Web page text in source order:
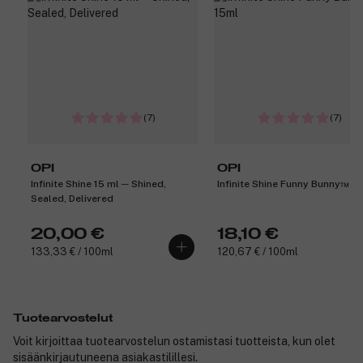
(7)
OPI
Infinite Shine 15 ml ─ Shined,
Sealed, Delivered
20,00 €
133,33 € / 100ml
(7)
OPI
Infinite Shine Funny Bunny™
18,10 €
120,67 € / 100ml
Tuotearvostelut
Voit kirjoittaa tuotearvostelun ostamistasi tuotteista, kun olet
sisäänkirjautuneena asiakastilillesi.